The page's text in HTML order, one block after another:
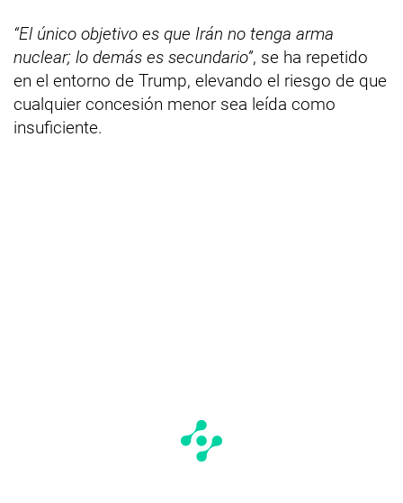
“El único objetivo es que Irán no tenga arma
nuclear; lo demás es secundario”, se ha repetido
en el entorno de Trump, elevando el riesgo de que
cualquier concesión menor sea leída como
insuficiente.